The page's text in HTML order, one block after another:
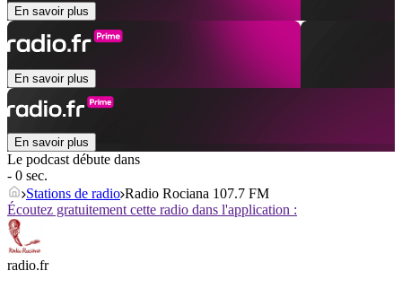
En savoir plus
En savoir plus
En savoir plus
Le podcast débute dans
- 0 sec.
Stations de radio Radio Rociana 107.7 FM
Écoutez gratuitement cette radio dans l'application :
radio.fr